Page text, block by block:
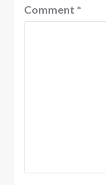
Comment *